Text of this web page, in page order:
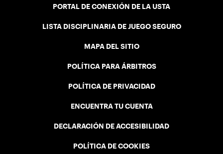
PORTAL DE CONEXIÓN DE LA USTA
LISTA DISCIPLINARIA DE JUEGO SEGURO
MAPA DEL SITIO
POLÍTICA PARA ÁRBITROS
POLÍTICA DE PRIVACIDAD
ENCUENTRA TU CUENTA
DECLARACIÓN DE ACCESIBILIDAD
POLÍTICA DE COOKIES